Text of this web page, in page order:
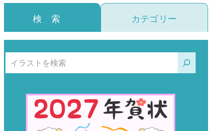
検 索 カテゴリー
検索